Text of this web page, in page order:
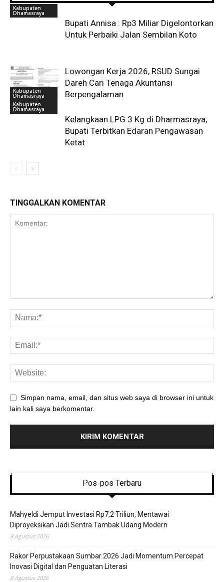
Kabupaten
Dhamasraya
Bupati Annisa : Rp3 Miliar Digelontorkan
Untuk Perbaiki Jalan Sembilan Koto
Kabupaten
Dhamasraya
Lowongan Kerja 2026, RSUD Sungai
Dareh Cari Tenaga Akuntansi
Berpengalaman
Kabupaten
Dhamasraya
Kelangkaan LPG 3 Kg di Dharmasraya,
Bupati Terbitkan Edaran Pengawasan
Ketat
TINGGALKAN KOMENTAR
Simpan nama, email, dan situs web saya di browser ini untuk
lain kali saya berkomentar.
Pos-pos Terbaru
Mahyeldi Jemput Investasi Rp7,2 Triliun, Mentawai
Diproyeksikan Jadi Sentra Tambak Udang Modern
8 Agustus 2026
Rakor Perpustakaan Sumbar 2026 Jadi Momentum Percepat
Inovasi Digital dan Penguatan Literasi
8 Agustus 2026